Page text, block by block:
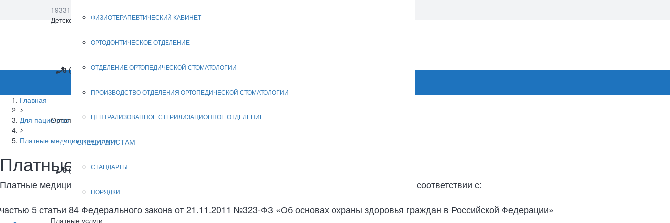
193312, Санкт-Петербург, Солидарности пр., д. 12, к. 1
Детское отделение (ОМС)
8 (812) 583-17-88
Ортопедическое отделение
8 (812) 588-37-72
Платные услуги
Версия для слабовидящих
ДОСТУПНАЯ СРЕДА
ФИЗИОТЕРАПЕВТИЧЕСКИЙ КАБИНЕТ
ОРТОДОНТИЧЕСКОЕ ОТДЕЛЕНИЕ
ОТДЕЛЕНИЕ ОРТОПЕДИЧЕСКОЙ СТОМАТОЛОГИИ
ПРОИЗВОДСТВО ОТДЕЛЕНИЯ ОРТОПЕДИЧЕСКОЙ СТОМАТОЛОГИИ
ЦЕНТРАЛИЗОВАННОЕ СТЕРИЛИЗАЦИОННОЕ ОТДЕЛЕНИЕ
СПЕЦИАЛИСТАМ
СТАНДАРТЫ
ПОРЯДКИ
ПАЦИЕНТАМ
Главная
Для пациентов
Платные медицинские услуги
Платные медицинские услуги
Платные медицинские услуги в СПб ГБУЗ «Стоматологическая поликлиника №31» оказываются в соответствии с:
частью 5 статьи 84 Федерального закона от 21.11.2011 №323-ФЗ «Об основах охраны здоровья граждан в Российской Федерации»